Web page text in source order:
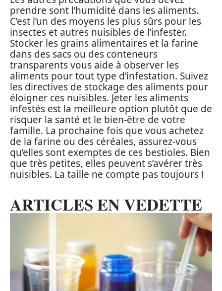
prendre sont l’humidité dans les aliments.
C’est l’un des moyens les plus sûrs pour les
insectes et autres nuisibles de l’infester.
Stocker les grains alimentaires et la farine
dans des sacs ou des conteneurs
transparents vous aide à observer les
aliments pour tout type d’infestation. Suivez
les directives de stockage des aliments pour
éloigner ces nuisibles. Jeter les aliments
infestés est la meilleure option plutôt que de
risquer la santé et le bien-être de votre
famille. La prochaine fois que vous achetez
de la farine ou des céréales, assurez-vous
qu’elles sont exemptes de ces bestioles. Bien
que très petites, elles peuvent s’avérer très
nuisibles. La taille ne compte pas toujours !
ARTICLES EN VEDETTE